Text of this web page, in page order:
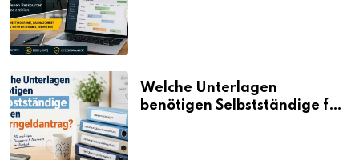
Welche Unterlagen
benötigen Selbstständige für